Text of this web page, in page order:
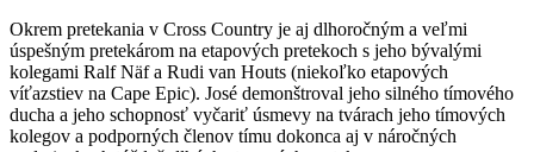
Okrem pretekania v Cross Country je aj dlhoročným a veľmi
úspešným pretekárom na etapových pretekoch s jeho bývalými
kolegami Ralf Näf a Rudi van Houts (niekoľko etapových
víťazstiev na Cape Epic). José demonštroval jeho silného tímového
ducha a jeho schopnosť vyčariť úsmevy na tvárach jeho tímových
kolegov a podporných členov tímu dokonca aj v náročných